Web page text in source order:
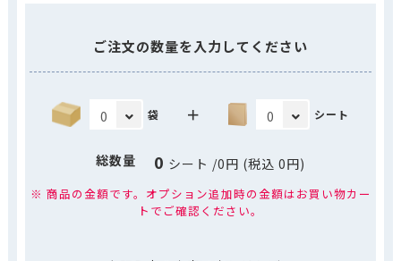
ご注文の数量を入力してください
袋 ＋ シート
総数量 0 シート /0円 (税込 0円)
※ 商品の金額です。オプション追加時の金額はお買い物カー
トでご確認ください。